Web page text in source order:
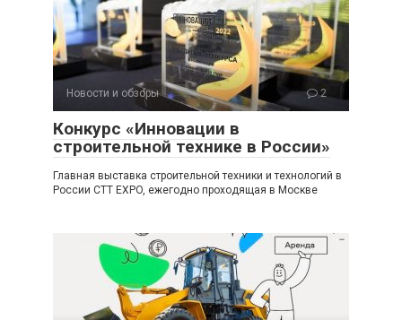
Новости и обзоры 2
Конкурс «Инновации в
строительной технике в России»
Главная выставка строительной техники и технологий в
России CTT EXPO, ежегодно проходящая в Москве